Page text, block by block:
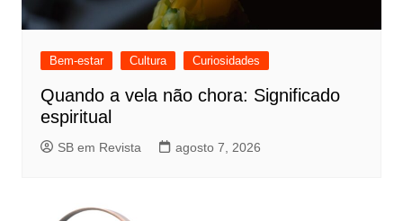
Bem-estar Cultura Curiosidades
Quando a vela não chora: Significado
espiritual
SB em Revista agosto 7, 2026